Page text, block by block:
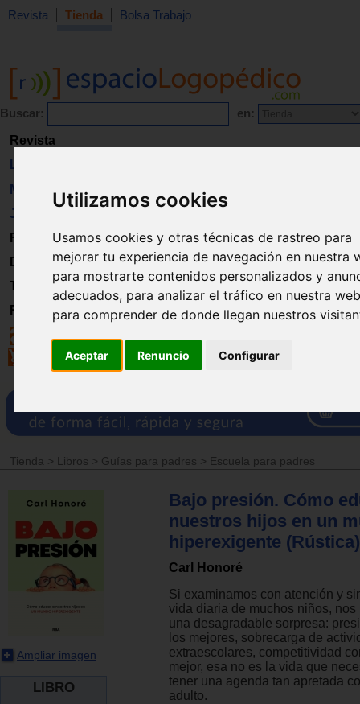
Utilizamos cookies
Usamos cookies y otras técnicas de rastreo para
mejorar tu experiencia de navegación en nuestra
para mostrarte contenidos personalizados y
adecuados, para analizar el tráfico en nuestra
para comprender de donde llegan nuestros
Aceptar Renuncio Configurar
Revista Tienda Bolsa Trabajo
Buscar: en:
Revista
Libros
Material
Juguetes
Formación
Directorio
Trabajo
Registro
Tienda > Libros > Guías para padres > Escuela para padres
Ampliar imagen
LIBRO
Bajo presión. Cómo
nuestros hijos en un
hiperexigente (Rústica)
Carl Honoré
Si examinamos con atención y
vida diaria de muchos niños,
una desagradable sorpresa:
los mejores, sobrecarga de
extraescolares, competitividad
mejor, esa no es la vida que
tener una agenda tan apretada
adulto.